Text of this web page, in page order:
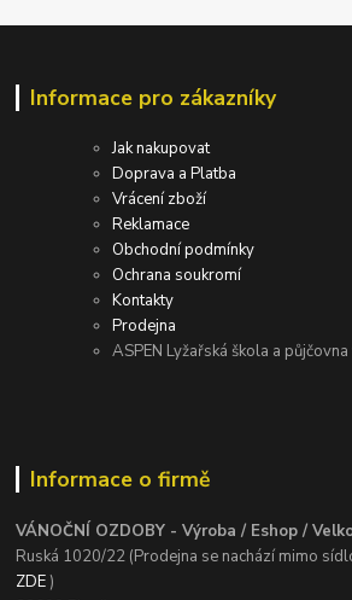
Informace pro zákazníky
Jak nakupovat
Doprava a Platba
Vrácení zboží
Reklamace
Obchodní podmínky
Ochrana soukromí
Kontakty
Prodejna
ASPEN Lyžařská škola a půjčovna
Informace o firmě
VÁNOČNÍ OZDOBY - Výroba / Eshop /
Ruská 1020/22 (Prodejna se nachází mimo
ZDE)